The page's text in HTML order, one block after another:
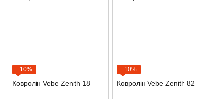
−10%
Ковролін Vebe Zenith 18
−10%
Ковролін Vebe Zenith 82